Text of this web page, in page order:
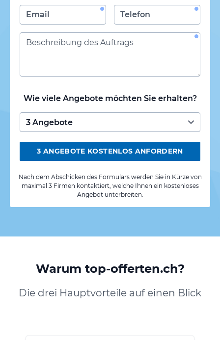
Wie viele Angebote möchten Sie erhalten?
3 ANGEBOTE KOSTENLOS ANFORDERN
Nach dem Abschicken des Formulars werden Sie in Kürze von
maximal 3 Firmen kontaktiert, welche Ihnen ein kostenloses
Angebot unterbreiten.
Warum top-offerten.ch?
Die drei Hauptvorteile auf einen Blick